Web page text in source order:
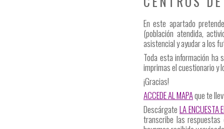
En este apartado
(población atendida,
asistencial y ayudar a los
Toda esta información ha
imprimas el cuestionario y
¡Gracias!
ACCEDE AL MAPAque te
Descárgate LA ENCUESTA
transcribe las